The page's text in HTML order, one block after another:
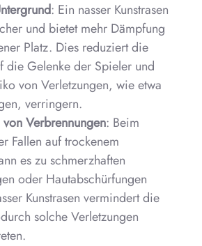
: Ein nasser Kunstrasen
und bietet mehr Dämpfung
Platz. Dies reduziert die
die Gelenke der Spieler und
von Verletzungen, wie etwa
verringern.
Verbrennungen: Beim
Fallen auf trockenem
es zu schmerzhaften
oder Hautabschürfungen
Kunstrasen vermindert die
solche Verletzungen